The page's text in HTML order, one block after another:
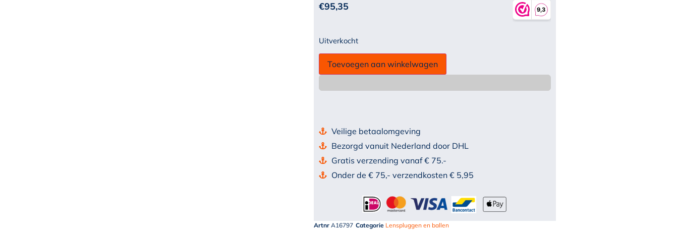
€95,35
Uitverkocht
Toevoegen aan winkelwagen
Veilige betaalomgeving
Bezorgd vanuit Nederland door DHL
Gratis verzending vanaf € 75.-
Onder de € 75,- verzendkosten € 5,95
Artnr A16797 Categorie Lenspluggen en ballen